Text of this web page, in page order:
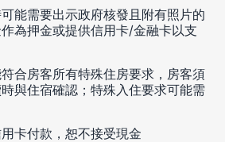
能需要出示政府核發且附有照片的
為押金或提供信用卡/金融卡以支
合房客所有特殊住房要求，房客須
與住宿確認；特殊入住要求可能需
卡付款，恕不接受現金